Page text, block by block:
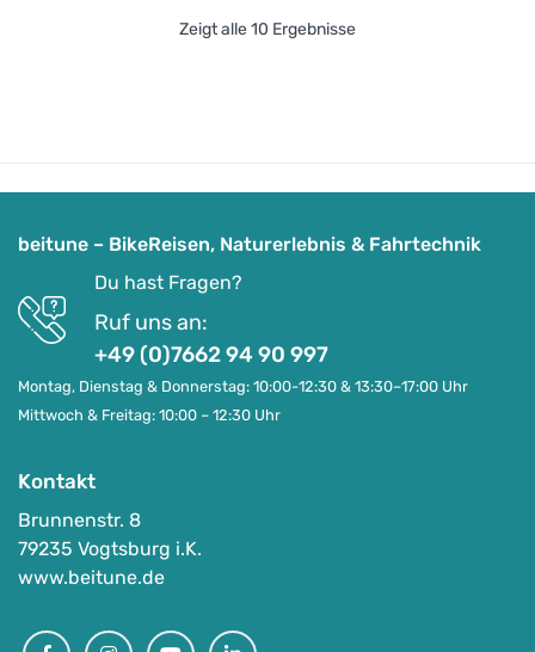
Mountainbike-Kurse für Gruppen
Zeigt alle 10 Ergebnisse
beitune – BikeReisen, Naturerlebnis & Fahrtechnik
Du hast Fragen?
Ruf uns an:
+49 (0)7662 94 90 997
Montag, Dienstag & Donnerstag: 10:00-12:30 & 13:30–17:00 Uhr
Mittwoch & Freitag: 10:00 – 12:30 Uhr
Kontakt
Brunnenstr. 8
79235 Vogtsburg i.K.
www.beitune.de
FacebookInstagramYoutubeLinkedin